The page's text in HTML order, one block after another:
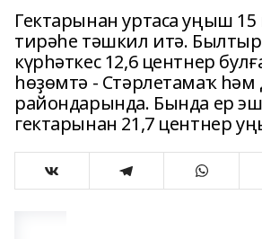
Гектарынан уртаса уңыш
тирәһе тәшкил итә.
күрһәткес 12,6 центнер
һөҙөмтә - Стәрлетамаҡ
райондарында. Бында ер
гектарынан 21,7 центнер